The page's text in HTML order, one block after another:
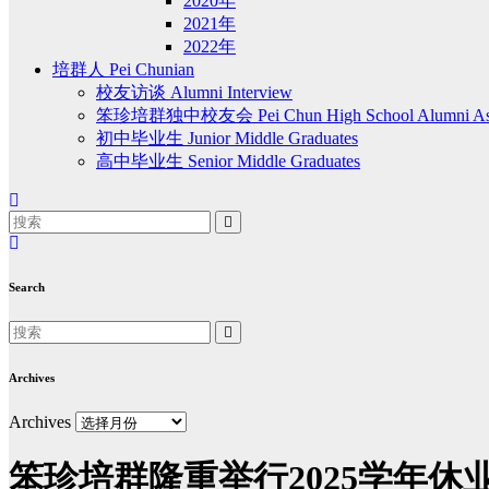
2021年
2022年
培群人 Pei Chunian
校友访谈 Alumni Interview
笨珍培群独中校友会 Pei Chun High School Alumni
初中毕业生 Junior Middle Graduates
高中毕业生 Senior Middle Graduates
Search
Archives
Archives
笨珍培群隆重举行2025学年休